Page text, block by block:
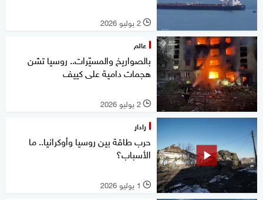
l 2 يوليو 2026
عالم
بالصواريخ والمسيّرات.. روسيا تشن
هجمات دامية على كييف
l 2 يوليو 2026
رادار
حرب طاقة بين روسيا وأوكرانيا.. ما
الأسباب؟
l 1 يوليو 2026